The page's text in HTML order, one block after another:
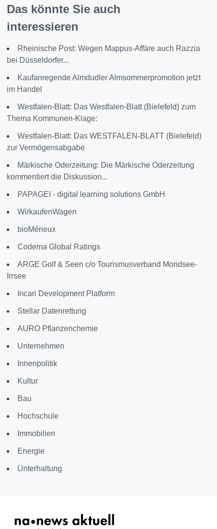
Das könnte Sie auch
interessieren
Rheinische Post: Wegen Mappus-Affäre auch Razzia
bei Düsseldorfer...
Kaufanregende Almdudler Almsommerpromotion jetzt
im Handel
Westfalen-Blatt: Das Westfalen-Blatt (Bielefeld) zum
Thema Kommunen-Klage:
Westfalen-Blatt: Das WESTFALEN-BLATT (Bielefeld)
zur Vermögensabgabe
Märkische Oderzeitung: Die Märkische Oderzeitung
kommentiert die Diskussion...
PAPAGEI - digital learning solutions GmbH
WirkaufenWagen
bioMérieux
Codema Global Ratings
ARGE Golf & Seen c/o Tourismusverband Mondsee-
Irrsee
Incari Development Platform
Stellar Datenrettung
AURO Pflanzenchemie
Unternehmen
Innenpolitik
Kultur
Bau
Hochschule
Immobilien
Energie
Unterhaltung